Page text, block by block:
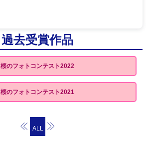
過去受賞作品
桜のフォトコンテスト2022
桜のフォトコンテスト2021
ALL